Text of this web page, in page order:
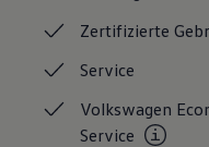
Zertifizierte
Service
Volkswagen
Service